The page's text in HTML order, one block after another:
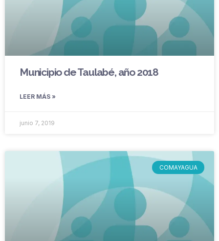
Municipio de Taulabé, año 2018
LEER MÁS »
junio 7, 2019
COMAYAGUA